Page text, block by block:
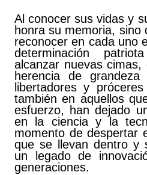
Al conocer sus vidas y
honra su memoria, sino
reconocer en cada uno
determinación
alcanzar nuevas
herencia de
libertadores y
también en aquellos
esfuerzo, han dejado
en la ciencia y la
momento de despertar
que se llevan dentro y
un legado de
generaciones.